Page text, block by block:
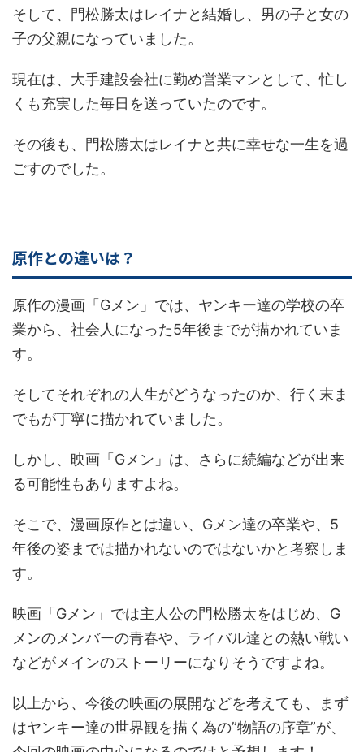
そして、門松勝太はレイナと結婚し、男の子と女の
子の父親になっていました。
現在は、大手建設会社に勤め営業マンとして、忙し
くも充実した毎日を送っていたのです。
その後も、門松勝太はレイナと共に幸せな一生を過
ごすのでした。
原作との違いは？
原作の漫画「Gメン」では、ヤンキー達の学校の卒
業から、社会人になった5年後までが描かれていま
す。
そしてそれぞれの人生がどうなったのか、行く末ま
でもが丁寧に描かれていました。
しかし、映画「Gメン」は、さらに続編などが出来
る可能性もありますよね。
そこで、漫画原作とは違い、Gメン達の卒業や、5
年後の姿までは描かれないのではないかと考察しま
す。
映画「Gメン」では主人公の門松勝太をはじめ、G
メンのメンバーの青春や、ライバル達との熱い戦い
などがメインのストーリーになりそうですよね。
以上から、今後の映画の展開などを考えても、まず
はヤンキー達の世界観を描く為の”物語の序章”が、